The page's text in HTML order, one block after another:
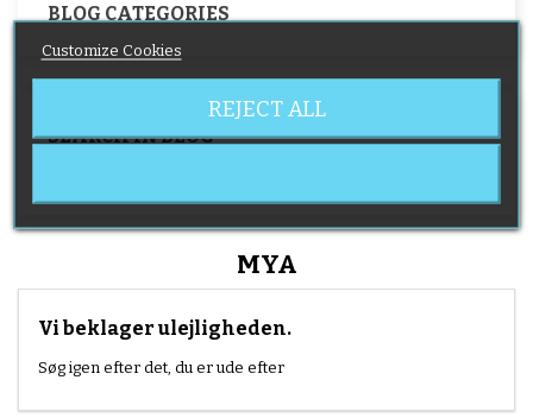
BLOG CATEGORIES
SEARCH IN BLOG
MYA
Vi beklager ulejligheden.
Søg igen efter det, du er ude efter
Customize Cookies
REJECT ALL